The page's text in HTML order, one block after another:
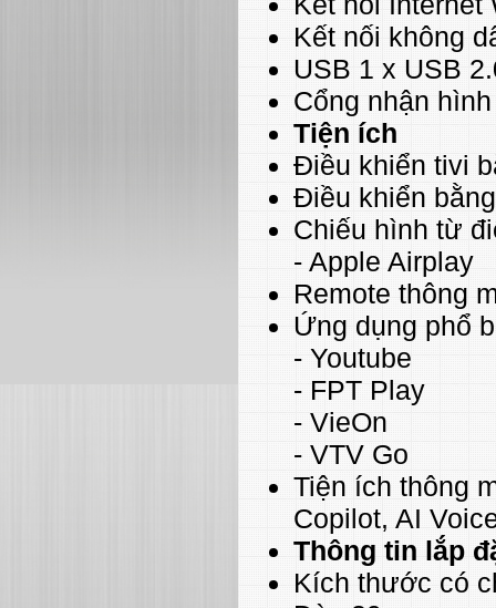
Kết nối không
USB 1 x USB
Cổng nhận
Tiện ích
Điều khiển tivi
Điều khiển
Chiếu hình từ
- Apple Airplay
Remote thông
Ứng dụng phổ
- Youtube
- FPT Play
- VieOn
- VTV Go
Tiện ích thông
Copilot, AI
Thông tin lắp
Kích thước có